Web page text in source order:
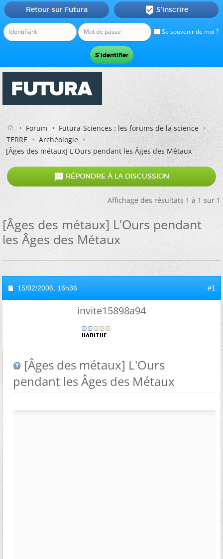
Se souvenir de moi ?
Retour sur Futura  S'inscrire
Forum
Futura-Sciences : les forums de la science
TERRE
Archéologie
[Âges des métaux] L'Ours pendant les Âges des Métaux
 RÉPONDRE À LA DISCUSSION
Affichage des résultats 1 à 1 sur 1
[Âges des métaux] L'Ours pendant
les Âges des Métaux
15/02/2006, 16h36 #1
invite15898a94
[Âges des métaux] L'Ours
pendant les Âges des Métaux